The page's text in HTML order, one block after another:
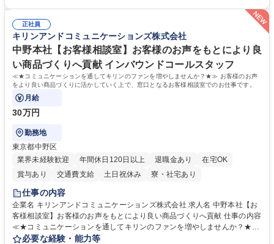
務人事】経験者歓迎！/阪急阪神HDグループ/年休124日
る当社で組織の次代を担うネクスト人材として長期的に成長したい方 ■周
囲のメンバーと協調しつつ主体性を持って能動的に業務を推進できる方 学
歴・資格 学歴：大学院 大学 高専 短大 専修学校 高校 語学力： 資格：
正社員
キリンアンドコミュニケーションズ株式会社
中野本社【お客様相談室】お客様のお声をもとにより良
い商品づくりへ貢献 インバウンドコールスタッフ
≪★コミュニケーションを通してキリンのファンを増やしませんか？★≫ お客様のお声
をより良い商品づくりに活かしていく上で、窓口となるお客様相談室でのお仕事です。
月給
30万円
勤務地
東京都中野区
業界未経験歓迎
年間休日120日以上 退職金あり
在宅OK
賞与あり
交通費支給 土日祝休み 寮・社宅あり
仕事の内容
企業名 キリンアンドコミュニケーションズ株式会社 求人名 中野本社【お
客様相談室】お客様のお声をもとにより良い商品づくりへ貢献 仕事の内容
≪★コミュニケーションを通してキリンのファンを増やしませんか？★≫
お客様のお声をより良い商品づくりに活かしていく上で、窓口となるお客
必要な経験・能力等